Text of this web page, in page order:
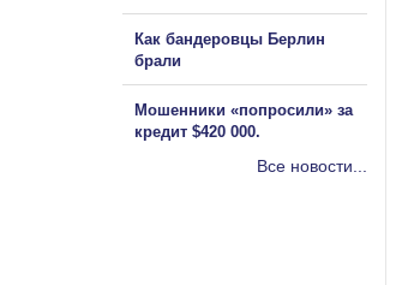
Как бандеровцы Берлин
брали
Мошенники «попросили» за
кредит $420 000.
Все новости...